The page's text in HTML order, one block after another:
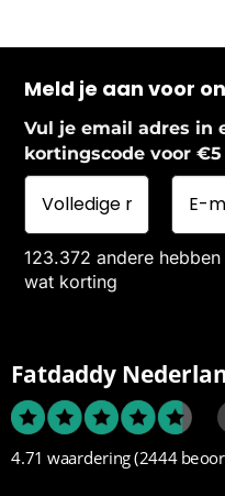
Meld je aan voor
Vul je email adres in
kortingscode voor
123.372 andere
wat korting
Fatdaddy
4.71 waardering(2444